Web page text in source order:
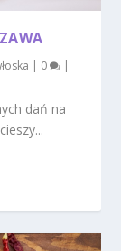
| 0 |
dań na